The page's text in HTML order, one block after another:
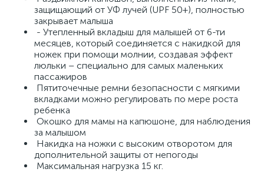
защищающий от УФ лучей (UPF 50+), полностью
закрывает малыша
- Утепленный вкладыш для малышей от 6-ти
месяцев, который соединяется с накидкой для
ножек при помощи молнии, создавая эффект
люльки – специально для самых маленьких
пассажиров
Пятиточечные ремни безопасности с мягкими
вкладками можно регулировать по мере роста
ребенка
Окошко для мамы на капюшоне, для наблюдения
за малышом
Накидка на ножки с высоким отворотом для
дополнительной защиты от непогоды
Максимальная нагрузка 15 кг.